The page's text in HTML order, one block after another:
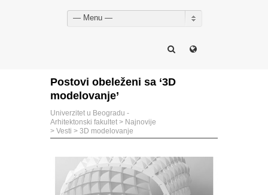
— Menu —
Postovi obeleženi sa ‘3D
modelovanje’
Univerzitet u Beogradu -
Arhitektonski fakultet > Najnovije
> Vesti > 3D modelovanje